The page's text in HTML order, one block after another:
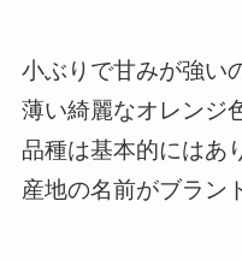
小ぶりで甘みが強い
薄い綺麗なオレンジ
品種は基本的にはあ
産地の名前がブラン